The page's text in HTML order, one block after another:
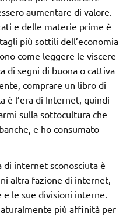
aumentare di valore.
e delle materie prime è
più sottili dell’economia
come leggere le viscere
di segni di buona o cattiva
comprare un libro di
è l’era di Internet, quindi
sulla sottocultura che
e ho consumato
internet sconosciuta è
altra fazione di internet,
e le sue divisioni interne.
più affinità per